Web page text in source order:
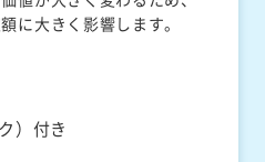
に大きく影響します。
）付き